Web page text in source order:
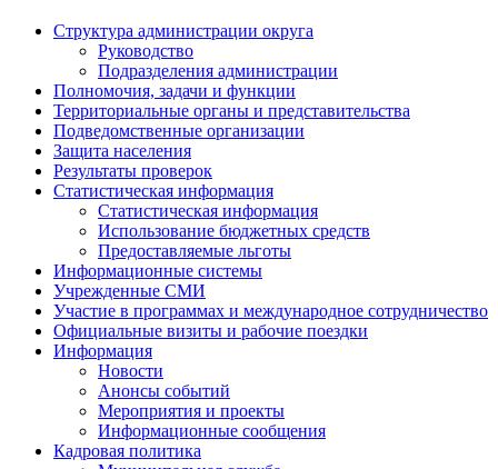
Структура администрации округа
Руководство
Подразделения администрации
Полномочия, задачи и функции
Территориальные органы и представительства
Подведомственные организации
Защита населения
Результаты проверок
Статистическая информация
Статистическая информация
Использование бюджетных средств
Предоставляемые льготы
Информационные системы
Учрежденные СМИ
Участие в программах и международное сотрудничество
Официальные визиты и рабочие поездки
Информация
Новости
Анонсы событий
Мероприятия и проекты
Информационные сообщения
Кадровая политика